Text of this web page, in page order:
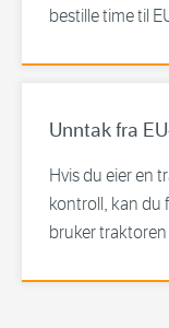
bestille time til
Unntak fra
Hvis du eier en
kontroll, kan du
bruker